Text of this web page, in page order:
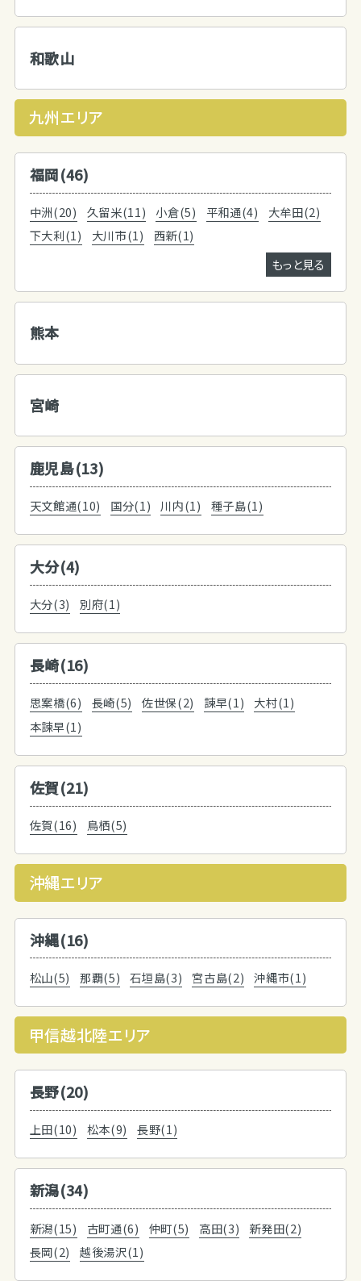
和歌山
九州エリア
福岡(46)
中洲(20) 久留米(11) 小倉(5) 平和通(4)
大牟田(2)
下大利(1)
大川市(1)
西新(1)
もっと見る
熊本
宮崎
鹿児島(13)
天文館通(10) 国分(1) 川内(1) 種子島(1)
大分(4)
大分(3) 別府(1)
長崎(16)
思案橋(6) 長崎(5) 佐世保(2) 諫早(1)
大村(1)
本諫早(1)
佐賀(21)
佐賀(16) 鳥栖(5)
沖縄エリア
沖縄(16)
松山(5) 那覇(5) 石垣島(3) 宮古島(2) 沖縄市(1)
甲信越北陸エリア
長野(20)
上田(10) 松本(9) 長野(1)
新潟(34)
新潟(15) 古町通(6) 仲町(5) 高田(3)
新発田(2)
長岡(2)
越後湯沢(1)